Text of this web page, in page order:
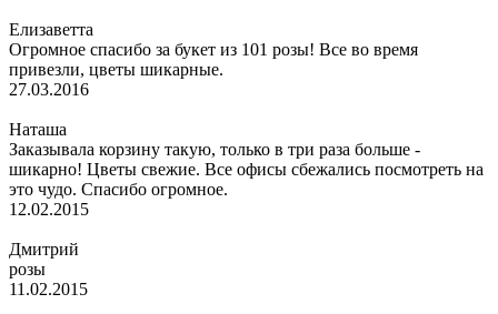
Елизаветта
Огромное спасибо за букет из 101 розы! Все во время
привезли, цветы шикарные.
27.03.2016
Наташа
Заказывала корзину такую, только в три раза больше -
шикарно! Цветы свежие. Все офисы сбежались посмотреть на
это чудо. Спасибо огромное.
12.02.2015
Дмитрий
розы
11.02.2015